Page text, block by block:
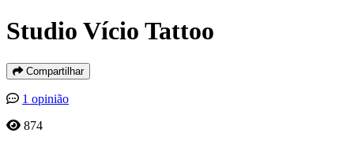
Studio Vício Tattoo
Compartilhar
1 opinião
874